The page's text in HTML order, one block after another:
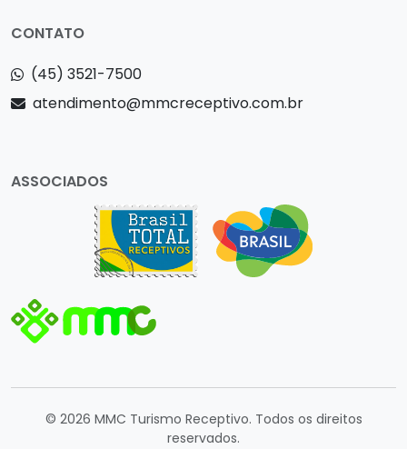
CONTATO
(45) 3521-7500
atendimento@mmcreceptivo.com.br
ASSOCIADOS
© 2026 MMC Turismo Receptivo. Todos os direitos
reservados.